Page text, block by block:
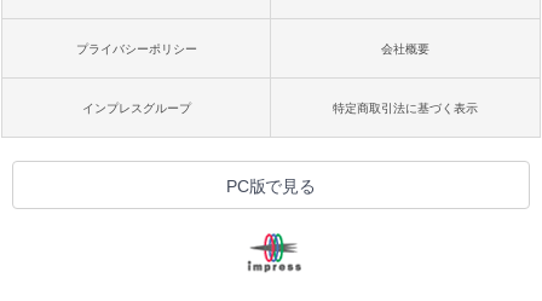
プライバシーポリシー 会社概要
インプレスグループ 特定商取引法に基づく表示
PC版で見る